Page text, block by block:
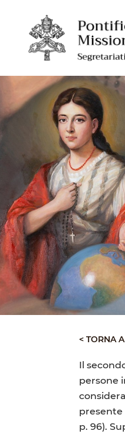
< TORNA A
Il
persone
presente
p. 96).